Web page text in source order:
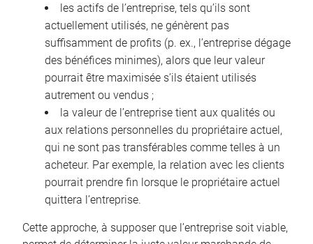
les actifs de l’entreprise, tels qu’ils sont
actuellement utilisés, ne génèrent pas
suffisamment de profits (p. ex., l’entreprise dégage
des bénéfices minimes), alors que leur valeur
pourrait être maximisée s’ils étaient utilisés
autrement ou vendus ;
la valeur de l’entreprise tient aux qualités ou
aux relations personnelles du propriétaire actuel,
qui ne sont pas transférables comme telles à un
acheteur. Par exemple, la relation avec les clients
pourrait prendre fin lorsque le propriétaire actuel
quittera l’entreprise.
Cette approche, à supposer que l’entreprise soit viable,